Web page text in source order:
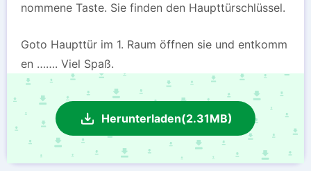
nommene Taste. Sie finden den Haupttürschlüssel.
Goto Haupttür im 1. Raum öffnen sie und entkomm
en ……. Viel Spaß.
Herunterladen(2.31MB)